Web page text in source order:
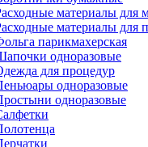
материалы для
материалы для
парикмахерская
одноразовые
для процедур
одноразовые
одноразовые